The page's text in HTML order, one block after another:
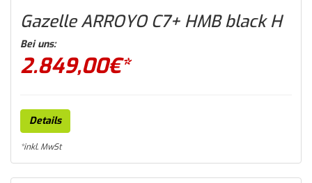
Gazelle ARROYO C7+ HMB black H
Bei uns:
2.849,00€*
Details
*inkl. MwSt